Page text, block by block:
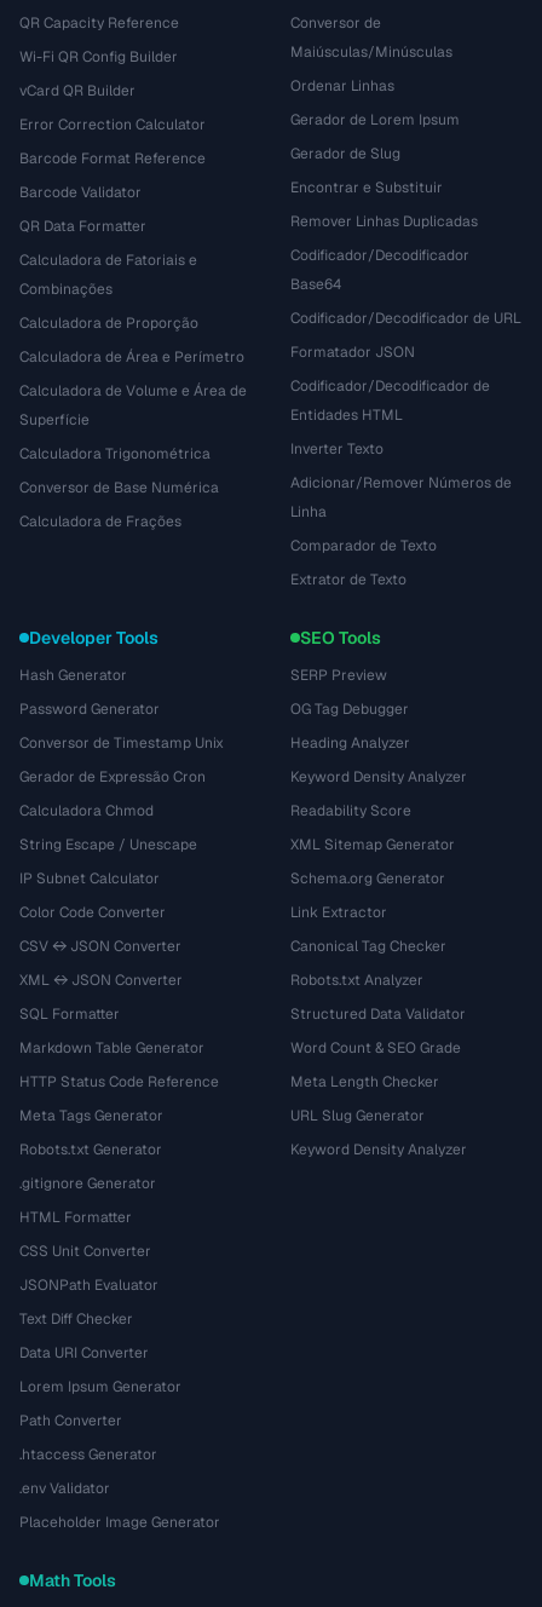
QR Capacity Reference
Wi-Fi QR Config Builder
vCard QR Builder
Error Correction Calculator
Barcode Format Reference
Barcode Validator
QR Data Formatter
Calculadora de Fatoriais e
Combinações
Calculadora de Proporção
Calculadora de Área e Perímetro
Calculadora de Volume e Área de
Superfície
Calculadora Trigonométrica
Conversor de Base Numérica
Calculadora de Frações
Conversor de
Maiúsculas/Minúsculas
Ordenar Linhas
Gerador de Lorem Ipsum
Gerador de Slug
Encontrar e Substituir
Remover Linhas Duplicadas
Codificador/Decodificador
Base64
Codificador/Decodificador de URL
Formatador JSON
Codificador/Decodificador de
Entidades HTML
Inverter Texto
Adicionar/Remover Números de
Linha
Comparador de Texto
Extrator de Texto
Developer Tools
Hash Generator
Password Generator
Conversor de Timestamp Unix
Gerador de Expressão Cron
Calculadora Chmod
String Escape / Unescape
IP Subnet Calculator
Color Code Converter
CSV ↔ JSON Converter
XML ↔ JSON Converter
SQL Formatter
Markdown Table Generator
HTTP Status Code Reference
Meta Tags Generator
Robots.txt Generator
.gitignore Generator
HTML Formatter
CSS Unit Converter
JSONPath Evaluator
Text Diff Checker
Data URI Converter
Lorem Ipsum Generator
Path Converter
.htaccess Generator
.env Validator
Placeholder Image Generator
SEO Tools
SERP Preview
OG Tag Debugger
Heading Analyzer
Keyword Density Analyzer
Readability Score
XML Sitemap Generator
Schema.org Generator
Link Extractor
Canonical Tag Checker
Robots.txt Analyzer
Structured Data Validator
Word Count & SEO Grade
Meta Length Checker
URL Slug Generator
Keyword Density Analyzer
Math Tools